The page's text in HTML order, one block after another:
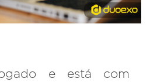
e está com